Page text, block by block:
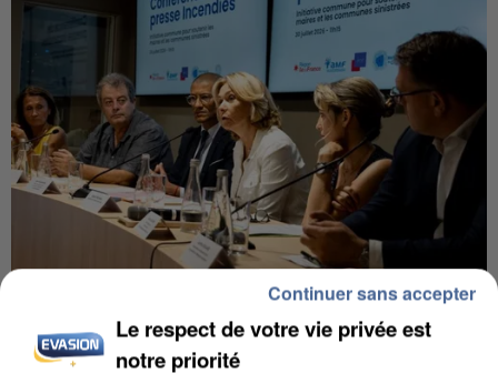
INCENDIES : L’ÎLE-DE-FRANCE LANCE UN ÉLAN
DE SOLIDARITÉ AVEC LES...
Le respect de votre vie privée est
notre priorité
Continuer sans accepter